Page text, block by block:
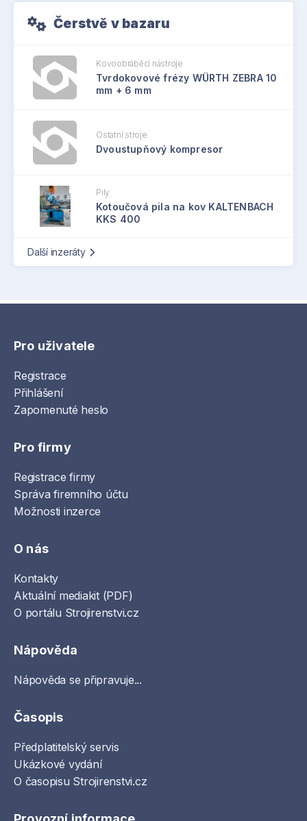
Čerstvě v bazaru
Kovoobráběcí nástroje
Tvrdokovové frézy WÜRTH ZEBRA 10
mm + 6 mm
Ostatní stroje
Dvoustupňový kompresor
Pily
Kotoučová pila na kov KALTENBACH
KKS 400
Další inzeráty
Pro uživatele
Registrace
Přihlášení
Zapomenuté heslo
Pro firmy
Registrace firmy
Správa firemního účtu
Možnosti inzerce
O nás
Kontakty
Aktuální mediakit (PDF)
O portálu Strojirenstvi.cz
Nápověda
Nápověda se připravuje...
Časopis
Předplatitelský servis
Ukázkové vydání
O časopisu Strojirenstvi.cz